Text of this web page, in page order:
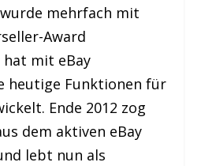
mehrfach mit
Award
hat mit eBay
heutige Funktionen für
Ende 2012 zog
dem aktiven eBay
lebt nun als